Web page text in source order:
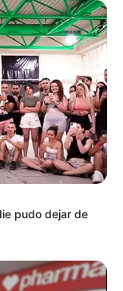
pudo dejar de